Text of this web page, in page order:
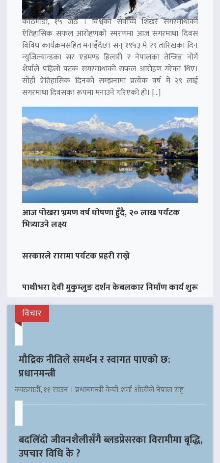
काठमाडौं, १५ जेठ । विश्वको सर्वोच्च शिखर सगरमाथाको
ऐतिहासिक सफल आरोहणको स्मरणमा आज सगरमाथा दिवस
विविध कार्यक्रमसहित मनाइँदैछ। सन् १९५३ मे २९ तारिखका दिन
न्युजिल्यान्डका सर एडमण्ड हिलारी र नेपालका तेन्जिङ नोर्गे
शेर्पाले पहिलो पटक सगरमाथाको सफल आरोहण गरेका थिए।
सोही ऐतिहासिक दिनको सम्झनामा प्रत्येक वर्ष मे २९ लाई
सगरमाथा दिवसका रूपमा मनाउने गरिएको हो। […]
आज पोखरा भ्रमण वर्ष घोषणा हुँदै, २० लाख पर्यटक
भित्र्याउने लक्ष्य
सरकारले रारामा पर्यटक प्रहरी राख्ने
पाथीभरा देवी मुकुम्लुङ दर्शन केबलकार निर्माण कार्य शुरू
विचार
मौद्रिक नीतिले समर्थन र स्वागत पाएको छ:
प्रधानमन्त्री
काठमाडौँ, ११ साउन । प्रधानमन्त्री केपी शर्मा ओलीले नेपाल राष्ट्र
बदलिँदो जीवनशैलीसँगै ब्लडप्रेसरका विरामीमा बृद्धि,
उपचार विधि के ?